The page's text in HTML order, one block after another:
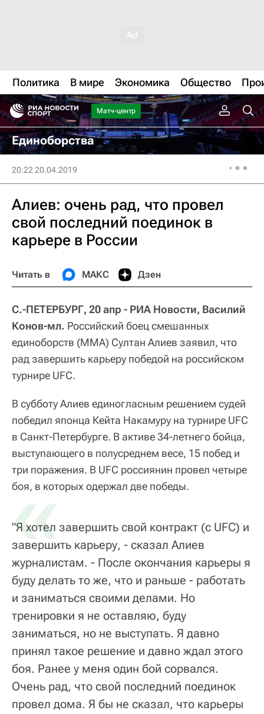
Политика В мире Экономика Общество
Матч-центр
Единоборства
20:22 20.04.2019
Алиев: очень рад, что провел
свой последний поединок в
карьере в России
Читать в МАКС Дзен
С.-ПЕТЕРБУРГ, 20 апр - РИА Новости, Василий
Конов-мл. Российский боец смешанных
единоборств (ММА) Султан Алиев заявил, что
рад завершить карьеру победой на российском
турнире UFC.
В субботу Алиев единогласным решением судей
победил японца Кейта Накамуру на турнире UFC
в Санкт-Петербурге. В активе 34-летнего бойца,
выступающего в полусреднем весе, 15 побед и
три поражения. В UFC россиянин провел четыре
боя, в которых одержал две победы.
«
"Я хотел завершить свой контракт (с UFC) и
завершить карьеру, - сказал Алиев
журналистам. - После окончания карьеры я
буду делать то же, что и раньше - работать
и заниматься своими делами. Но
тренировки я не оставляю, буду
заниматься, но не выступать. Я давно
принял такое решение и давно ждал этого
боя. Ранее у меня один бой сорвался.
Очень рад, что свой последний поединок
провел дома. Я бы не сказал, что карьеры